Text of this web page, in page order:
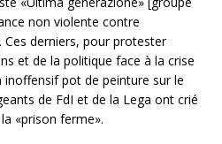
non violente contre
Ces derniers, pour protester
et de la politique face à la crise
pot de peinture sur le
de FdI et de la Lega ont crié
«prison ferme».